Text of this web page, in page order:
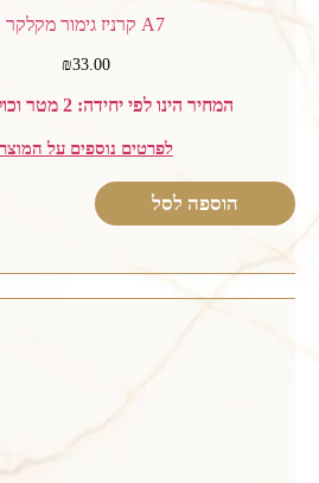
A7 קרניז גימור מקלקר
₪33.00
המחיר הינו לפי יחידה: 2 מטר וכולל מע"מ
לפרטים נוספים על המוצר
הוספה לסל